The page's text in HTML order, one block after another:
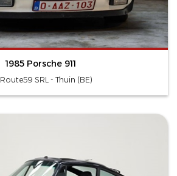
1985 Porsche 911
Route59 SRL - Thuin (BE)